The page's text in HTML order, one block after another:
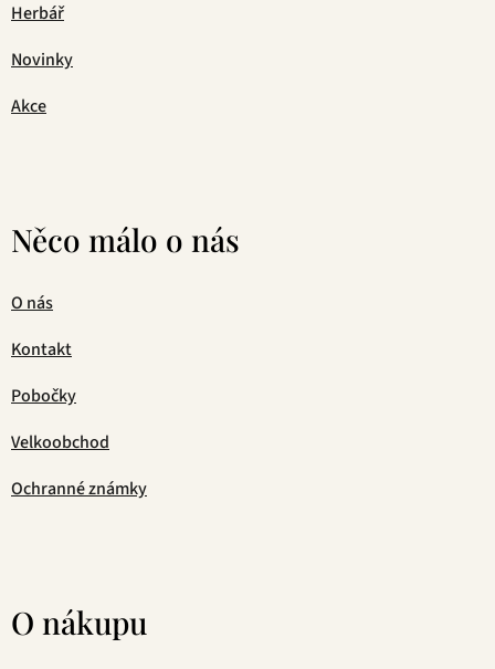
Herbář
Novinky
Akce
Něco málo o nás
O nás
Kontakt
Pobočky
Velkoobchod
Ochranné známky
O nákupu